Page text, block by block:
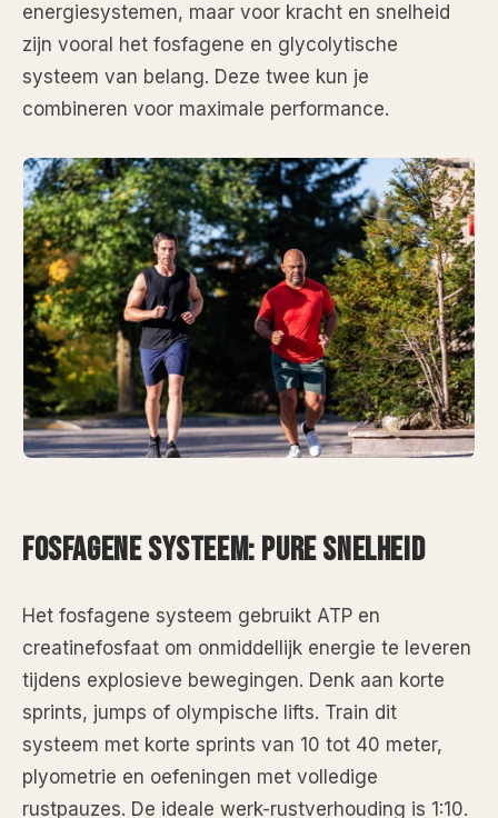
energiesystemen, maar voor kracht en snelheid
zijn vooral het fosfagene en glycolytische
systeem van belang. Deze twee kun je
combineren voor maximale performance.
FOSFAGENE SYSTEEM: PURE SNELHEID
Het fosfagene systeem gebruikt ATP en
creatinefosfaat om onmiddellijk energie te leveren
tijdens explosieve bewegingen. Denk aan korte
sprints, jumps of olympische lifts. Train dit
systeem met korte sprints van 10 tot 40 meter,
plyometrie en oefeningen met volledige
rustpauzes. De ideale werk-rustverhouding is 1:10.